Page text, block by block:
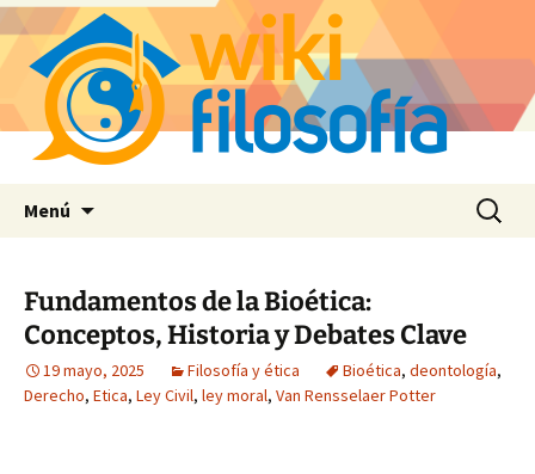
Menú Buscar:
Fundamentos de la Bioética:
Conceptos, Historia y Debates Clave
19 mayo, 2025 Filosofía y ética Bioética, deontología,
Derecho, Etica, Ley Civil, ley moral, Van Rensselaer Potter